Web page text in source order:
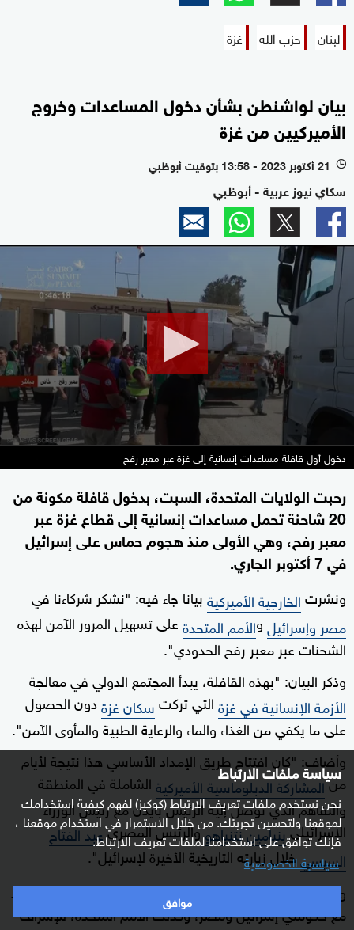
سياسة ملفات الارتباط
نحن نستخدم ملفات تعريف الارتباط (كوكيز) لفهم كيفية استخدامك
لموقعنا ولتحسين تجربتك. من خلال الاستمرار في استخدام موقعنا ،
فإنك توافق على استخدامنا لملفات تعريف الارتباط.
سياسية الخصوصية
موافق
لبنان حزب الله غزة
بيان لواشنطن بشأن دخول المساعدات وخروج
الأميركيين من غزة
l 21 أكتوبر 2023 - 13:58 بتوقيت أبوظبي
سكاي نيوز عربية - أبوظبي
0
2
minutes,
seconds
دخول أول قافلة مساعدات إنسانية إلى غزة عبر معبر رفح
رحبت الولايات المتحدة، السبت، بدخول قافلة مكونة من
20 شاحنة تحمل مساعدات إنسانية إلى قطاع غزة عبر
معبر رفح، وهي الأولى منذ هجوم حماس على إسرائيل
في 7 أكتوبر الجاري.
ونشرتالخارجية الأميركيةبيانا جاء فيه: "نشكر شركاءنا في
مصر وإسرائيلوالأمم المتحدةعلى تسهيل المرور الآمن لهذه
الشحنات عبر معبر رفح الحدودي".
وذكر البيان: "بهذه القافلة، يبدأ المجتمع الدولي في معالجة
الأزمة الإنسانية في غزةالتي تركتسكان غزةدون الحصول
على ما يكفي من الغذاء والماء والرعاية الطبية والمأوى الآمن".
وأضاف: "كان افتتاح طريق الإمداد الأساسي هذا نتيجة لأيام
منالمشاركة الدبلوماسية الأميركيةالشاملة في المنطقة
والتفاهم الذي توصل إليه الرئيس بايدن مع رئيس الوزراء
الإسرائيليبنيامين نتنياهووالرئيس المصريعبد الفتاح
السيسيخلال زيارته التاريخية الأخيرة لإسرائيل".
وتابع: "منذ تلك الزيارة، عمل المبعوث الخاص ديفيد ساترفيلد
مع حكومتي إسرائيل ومصر، وكذلك الأمم المتحدة، للإشراف